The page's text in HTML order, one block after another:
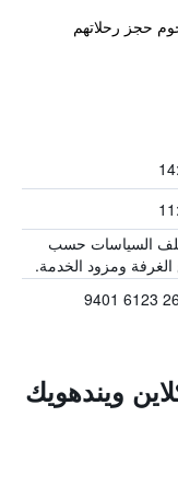
ضيوف منزل الضيافة هذا والمصنف 3 نجوم حجز رحلاتهم
السياسات حسب
الغرفة ومزود الخدمة.
ويندهويك